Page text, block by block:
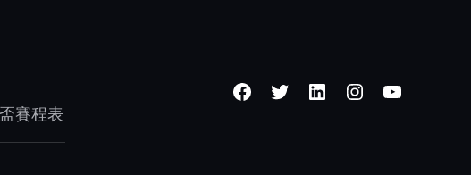
賽程表
Facebook
TwitterLinkedIn
Instagram